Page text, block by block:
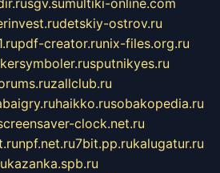
sgv.sumultiki-online.com
detskiy-ostrov.ru
pdf-creator.runix-files.org.ru
sputnikyes.ru
zallclub.ru
haikko.rusobakopedia.ru
clock.net.ru
npf.net.ru7bit.pp.rukalugatur.ru
kazanka.spb.ru